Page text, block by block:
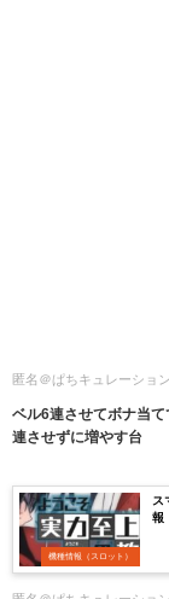
匿名＠ぱちキュレーショ
ベル6連させてボナ当
連させずに増やす台
機種情報（スロット）
ス
報